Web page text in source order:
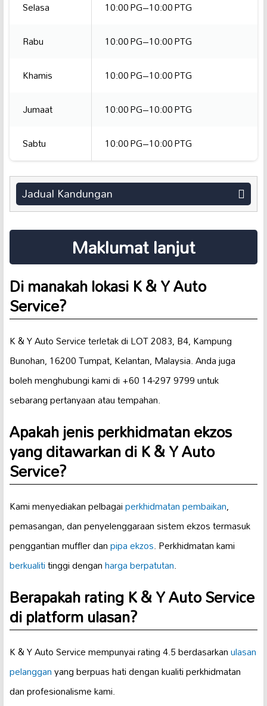
Selasa
10:00 PG–10:00 PTG
Rabu
10:00 PG–10:00 PTG
Khamis
10:00 PG–10:00 PTG
Jumaat
10:00 PG–10:00 PTG
Sabtu
10:00 PG–10:00 PTG
Jadual Kandungan
Maklumat lanjut
Di manakah lokasi K & Y Auto
Service?
K & Y Auto Service terletak di LOT 2083, B4, Kampung
Bunohan, 16200 Tumpat, Kelantan, Malaysia. Anda juga
boleh menghubungi kami di +60 14-297 9799 untuk
sebarang pertanyaan atau tempahan.
Apakah jenis perkhidmatan ekzos
yang ditawarkan di K & Y Auto
Service?
Kami menyediakan pelbagaiperkhidmatan pembaikan,
pemasangan, dan penyelenggaraan sistem ekzos termasuk
penggantian muffler danpipa ekzos. Perkhidmatan kami
berkualititinggi denganharga berpatutan.
Berapakah rating K & Y Auto Service
di platform ulasan?
K & Y Auto Service mempunyai rating 4.5 berdasarkanulasan
pelangganyang berpuas hati dengan kualiti perkhidmatan
dan profesionalisme kami.